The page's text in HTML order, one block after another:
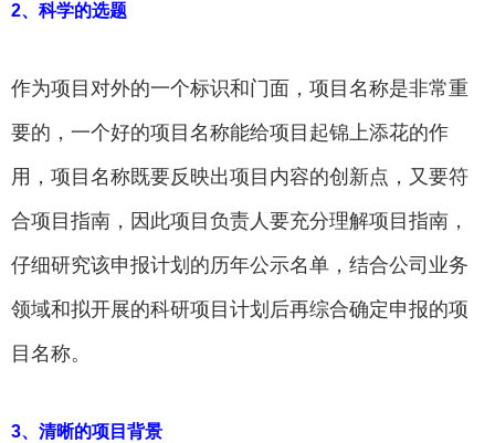
2、科学的选题
作为项目对外的一个标识和门面，项目名称是非常重
要的，一个好的项目名称能给项目起锦上添花的作
用，项目名称既要反映出项目内容的创新点，又要符
合项目指南，因此项目负责人要充分理解项目指南，
仔细研究该申报计划的历年公示名单，结合公司业务
领域和拟开展的科研项目计划后再综合确定申报的项
目名称。
3、清晰的项目背景